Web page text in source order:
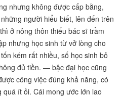
nhưng không được cấp bằng,
người hiểu biết, lên đến trên
ở nông thôn thiếu bác sĩ trầm
nhưng học sinh từ vở lòng cho
kém rất nhiều, số học sinh bỏ
đủ tiền. — bậc đại học cũng
công việc đúng khả năng, có
ít ỏi. Cái mong ước lớn lao